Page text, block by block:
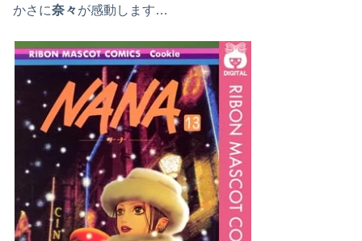
かさに奈々が感動します…